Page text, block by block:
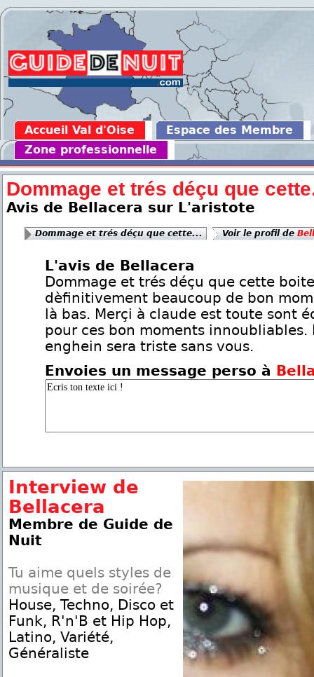
Accueil Val d'Oise
Espace des Membre
Zone professionnelle
Dommage et trés déçu que
Avis de Bellacera sur L'aristote
Dommage et trés déçu que cette... Voir le profil de
L'avis de Bellacera
Dommage et trés déçu que cette
dèfinitivement beaucoup de bon
là bas. Merçi à claude est toute sont
pour ces bon moments innoubliables.
enghein sera triste sans vous.
Envoies un message perso à
Interview de
Bellacera
Membre de Guide de
Nuit
Tu aime quels styles de
musique et de soirée?
House, Techno, Disco et
Funk, R'n'B et Hip Hop,
Latino, Variété,
Généraliste